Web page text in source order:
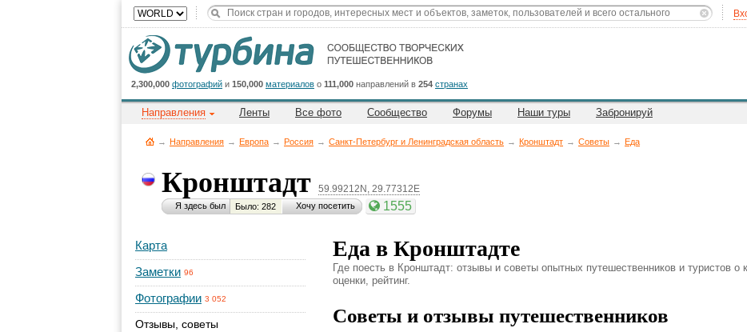
2,300,000 фотографий и 150,000 материалов о 111,000 направлений в 254 странах
Направления Ленты Все фото Сообщество Форумы Наши туры Забронируй
→ Направления → Европа → Россия → Санкт-Петербург и Ленинградская область → Кронштадт → Советы → Еда
Кронштадт 59.99212N, 29.77312E
Я здесь был Было: 282 Хочу посетить 1555
Карта
Заметки 96
Фотографии 3 052
Отзывы, советы
Еда в Кронштадте
Где поесть в Кронштадт: отзывы и советы опытных путешественников и туристов
оценки, рейтинг.
Советы и отзывы путешественников